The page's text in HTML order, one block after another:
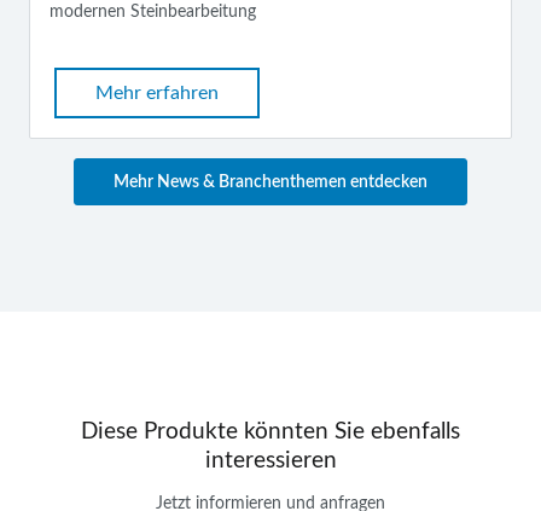
modernen Steinbearbeitung
Mehr erfahren
Mehr News & Branchenthemen entdecken
Diese Produkte könnten Sie ebenfalls
interessieren
Jetzt informieren und anfragen